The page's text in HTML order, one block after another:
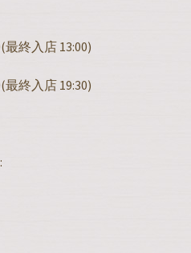
最終入店 13:00)
最終入店 19:30)